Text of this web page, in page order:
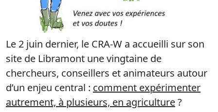
Le 2 juin dernier, le CRA-W a accueilli sur son
site de Libramont une vingtaine de
chercheurs, conseillers et animateurs autour
d’un enjeu central : comment expérimenter
autrement, à plusieurs, en agriculture?